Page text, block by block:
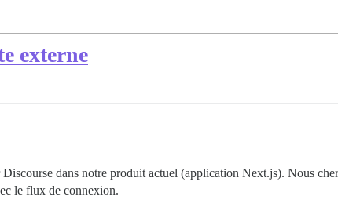
externe
dans notre produit actuel (application Next.js). Nous
le flux de connexion.